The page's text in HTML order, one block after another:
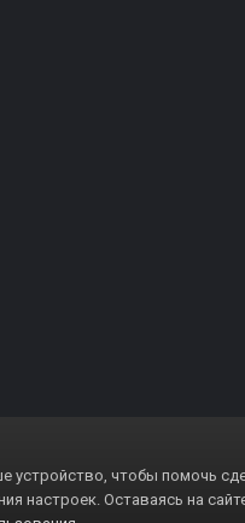
устройство, чтобы помочь
настроек. Оставаясь на